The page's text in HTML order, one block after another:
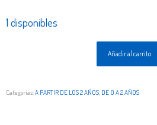
1 disponibles
Añadir al carrito
Categorías:A PARTIR DE LOS 2 AÑOS DE 0 A 2 AÑOS